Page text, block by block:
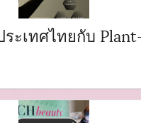
ะเทศไทยกับ